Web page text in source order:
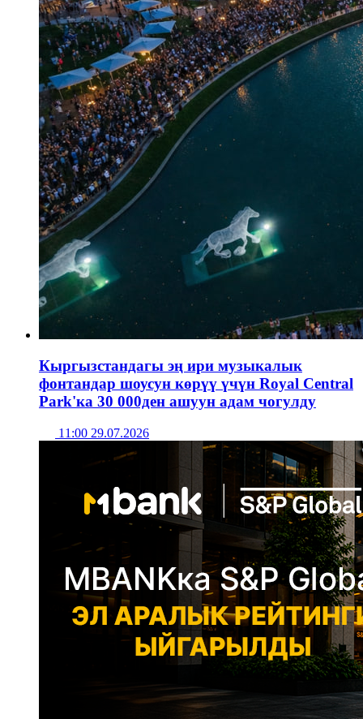
Кыргызстандагы эң ири музыкалык
фонтандар шоусун көрүү үчүн Royal Central
Park'ка 30 000ден ашуун адам чогулду
11:00 29.07.2026